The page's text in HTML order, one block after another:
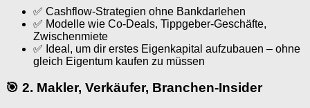
✅ Cashflow-Strategien ohne Bankdarlehen
✅ Modelle wie Co-Deals, Tippgeber-Geschäfte,
Zwischenmiete
✅ Ideal, um dir erstes Eigenkapital aufzubauen – ohne
gleich Eigentum kaufen zu müssen
🎯 2. Makler, Verkäufer, Branchen-Insider